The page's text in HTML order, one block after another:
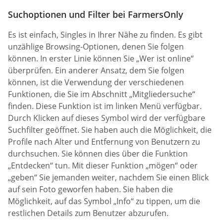
Suchoptionen und Filter bei FarmersOnly
Es ist einfach, Singles in Ihrer Nähe zu finden. Es gibt
unzählige Browsing-Optionen, denen Sie folgen
können. In erster Linie können Sie „Wer ist online“
überprüfen. Ein anderer Ansatz, dem Sie folgen
können, ist die Verwendung der verschiedenen
Funktionen, die Sie im Abschnitt „Mitgliedersuche“
finden. Diese Funktion ist im linken Menü verfügbar.
Durch Klicken auf dieses Symbol wird der verfügbare
Suchfilter geöffnet. Sie haben auch die Möglichkeit, die
Profile nach Alter und Entfernung von Benutzern zu
durchsuchen. Sie können dies über die Funktion
„Entdecken“ tun. Mit dieser Funktion „mögen“ oder
„geben“ Sie jemanden weiter, nachdem Sie einen Blick
auf sein Foto geworfen haben. Sie haben die
Möglichkeit, auf das Symbol „Info“ zu tippen, um die
restlichen Details zum Benutzer abzurufen.